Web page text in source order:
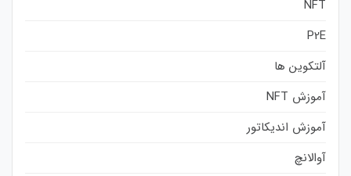
NFT
P2E
آلتکوین ها
آموزش NFT
آموزش اندیکاتور
آوالانچ